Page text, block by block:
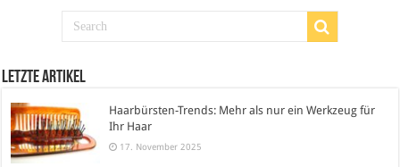
Letzte Artikel
Haarbürsten-Trends: Mehr als nur ein Werkzeug für
Ihr Haar
17. November 2025